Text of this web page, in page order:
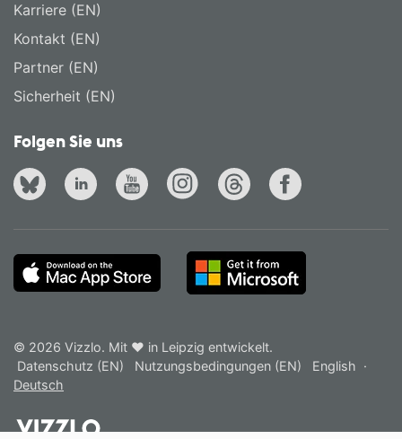
Karriere (EN)
Kontakt (EN)
Partner (EN)
Sicherheit (EN)
Folgen Sie uns
© 2026 Vizzlo. Mit ❤ in Leipzig entwickelt.
Datenschutz (EN)
Nutzungsbedingungen (EN) English ·
Deutsch